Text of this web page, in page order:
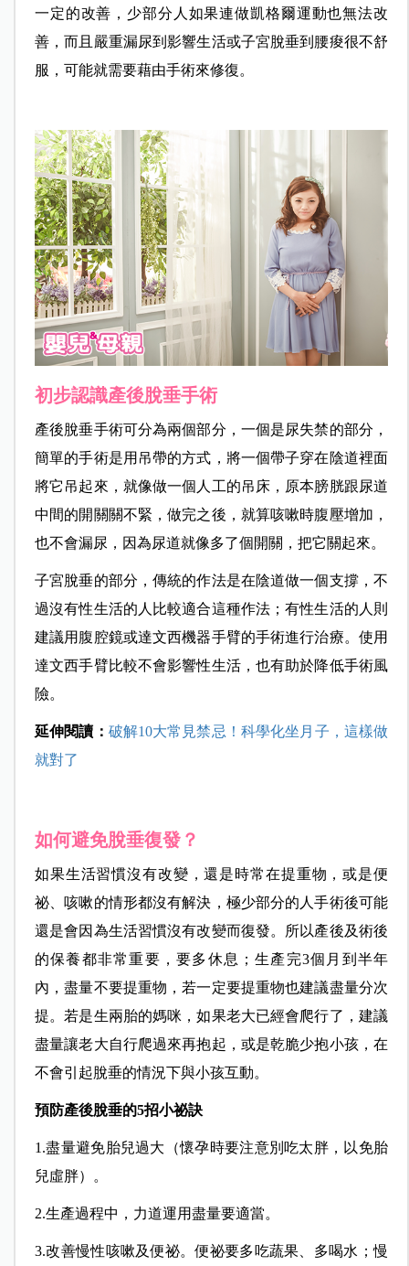
一定的改善，少部分人如果連做凱格爾運動也無法改
善，而且嚴重漏尿到影響生活或子宮脫垂到腰痠很不舒
服，可能就需要藉由手術來修復。
初步認識產後脫垂手術
產後脫垂手術可分為兩個部分，一個是尿失禁的部分，
簡單的手術是用吊帶的方式，將一個帶子穿在陰道裡面
將它吊起來，就像做一個人工的吊床，原本膀胱跟尿道
中間的開關關不緊，做完之後，就算咳嗽時腹壓增加，
也不會漏尿，因為尿道就像多了個開關，把它關起來。
子宮脫垂的部分，傳統的作法是在陰道做一個支撐，不
過沒有性生活的人比較適合這種作法；有性生活的人則
建議用腹腔鏡或達文西機器手臂的手術進行治療。使用
達文西手臂比較不會影響性生活，也有助於降低手術風
險。
延伸閱讀： 破解10大常見禁忌！科學化坐月子，這樣做
就對了
如何避免脫垂復發？
如果生活習慣沒有改變，還是時常在提重物，或是便
祕、咳嗽的情形都沒有解決，極少部分的人手術後可能
還是會因為生活習慣沒有改變而復發。所以產後及術後
的保養都非常重要，要多休息；生產完3個月到半年
內，盡量不要提重物，若一定要提重物也建議盡量分次
提。若是生兩胎的媽咪，如果老大已經會爬行了，建議
盡量讓老大自行爬過來再抱起，或是乾脆少抱小孩，在
不會引起脫垂的情況下與小孩互動。
預防產後脫垂的5招小祕訣
1.盡量避免胎兒過大（懷孕時要注意別吃太胖，以免胎
兒虛胖）。
2.生產過程中，力道運用盡量要適當。
3.改善慢性咳嗽及便祕。便祕要多吃蔬果、多喝水；慢